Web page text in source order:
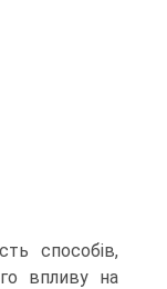
способів,
впливу на